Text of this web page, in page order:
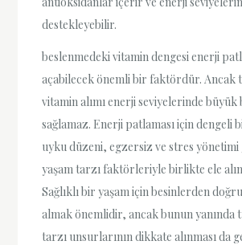
destekleyebilir.
beslenmedeki vitamin dengesi enerji
açabilecek önemli bir faktördür. Ancak
vitamin alımı enerji seviyelerinde büyük
sağlamaz. Enerji patlaması için dengeli
uyku düzeni, egzersiz ve stres yönetimi
yaşam tarzı faktörleriyle birlikte ele
Sağlıklı bir yaşam için besinlerden
almak önemlidir, ancak bunun yanında
tarzı unsurlarının dikkate alınması da